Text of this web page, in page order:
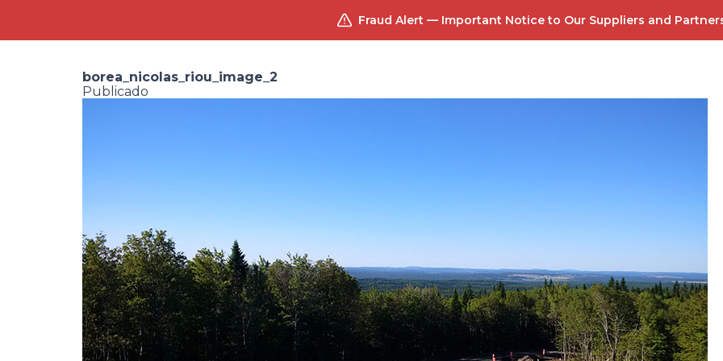
borea_nicolas_riou_image_2
Publicado
Fraud Alert — Important Noticeto Our Suppliers and